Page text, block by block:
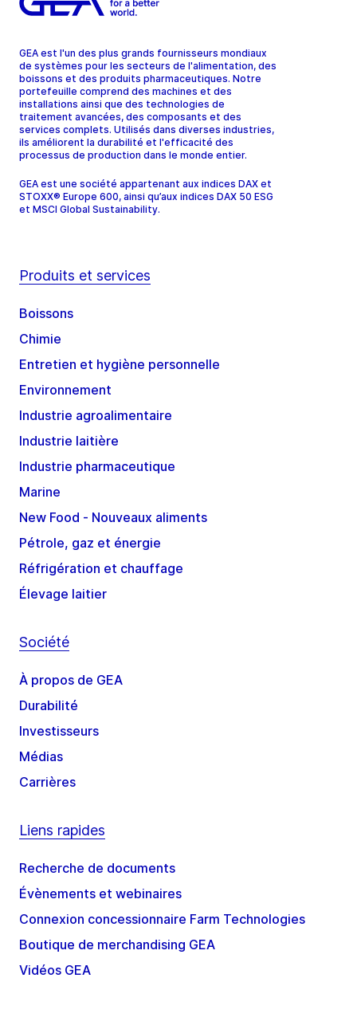
GEA est l'un des plus grands fournisseurs mondiaux
de systèmes pour les secteurs de l'alimentation, des
boissons et des produits pharmaceutiques. Notre
portefeuille comprend des machines et des
installations ainsi que des technologies de
traitement avancées, des composants et des
services complets. Utilisés dans diverses industries,
ils améliorent la durabilité et l'efficacité des
processus de production dans le monde entier.
GEA est une société appartenant aux indices DAX et
STOXX® Europe 600, ainsi qu’aux indices DAX 50 ESG
et MSCI Global Sustainability.
Produits et services
Boissons
Chimie
Entretien et hygiène personnelle
Environnement
Industrie agroalimentaire
Industrie laitière
Industrie pharmaceutique
Marine
New Food - Nouveaux aliments
Pétrole, gaz et énergie
Réfrigération et chauffage
Élevage laitier
Société
À propos de GEA
Durabilité
Investisseurs
Médias
Carrières
Liens rapides
Recherche de documents
Évènements et webinaires
Connexion concessionnaire Farm Technologies
Boutique de merchandising GEA
Vidéos GEA